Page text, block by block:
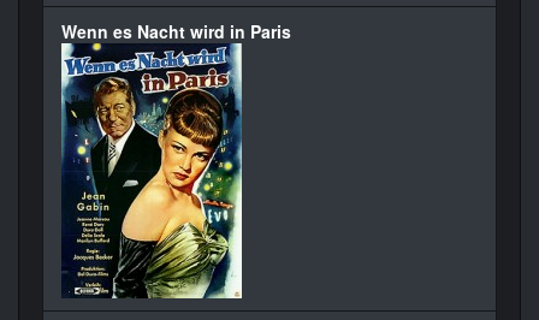
Wenn es Nacht wird in Paris